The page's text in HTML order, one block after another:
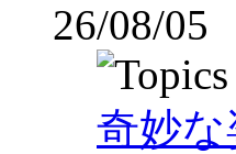
26/08/05
奇妙